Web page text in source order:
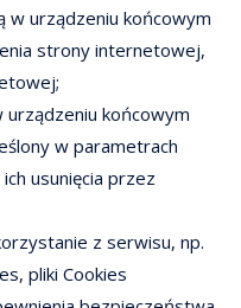
w urządzeniu końcowym
strony internetowej,
urządzeniu końcowym
w parametrach
usunięcia przez
z serwisu, np.
pliki Cookies